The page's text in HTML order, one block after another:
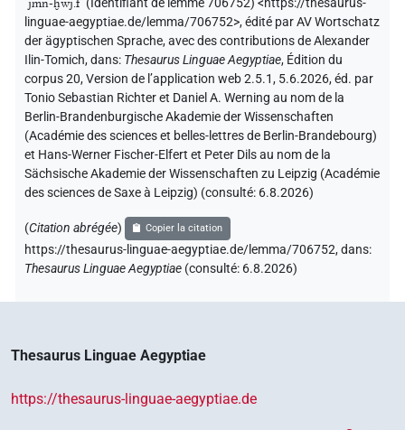
"jmn-ḫwj.f" (Identifiant de lemme 706752) <https://thesaurus-
linguae-aegyptiae.de/lemma/706752>,édité par AV Wortschatz
der ägyptischen Sprache,avec des contributions deAlexander
Ilin-Tomich,dans: Thesaurus Linguae Aegyptiae, Édition du
corpus 20, Version de l’application web 2.5.1, 5.6.2026, éd. par
Tonio Sebastian Richter et Daniel A. Werning au nom de la
Berlin-Brandenburgische Akademie der Wissenschaften
(Académie des sciences et belles-lettres de Berlin-Brandebourg)
et Hans-Werner Fischer-Elfert et Peter Dils au nom de la
Sächsische Akademie der Wissenschaften zu Leipzig (Académie
des sciences de Saxe à Leipzig) (consulté: 6.8.2026)
(Citation abrégée) Copier la citation
https://thesaurus-linguae-aegyptiae.de/lemma/706752,dans:
Thesaurus Linguae Aegyptiae (consulté: 6.8.2026)
Thesaurus Linguae Aegyptiae
https://thesaurus-linguae-aegyptiae.de